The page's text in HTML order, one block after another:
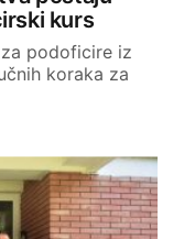
kurs
podoficire iz
koraka za